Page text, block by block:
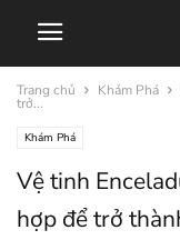
Trang chủ Khám Phá
trở...
Khám Phá
Vệ tinh
hợp để trở